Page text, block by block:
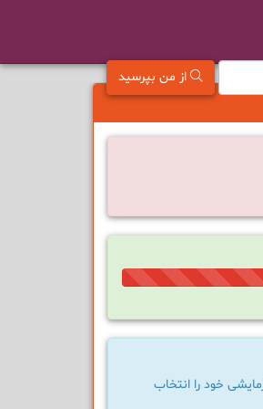
از من بپرسید
33%
خود را انتخاب